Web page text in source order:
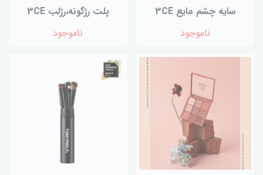
سایه چشم مایع 3CE
ناموجود
پلت رژگونه،رژلب 3CE
ناموجود